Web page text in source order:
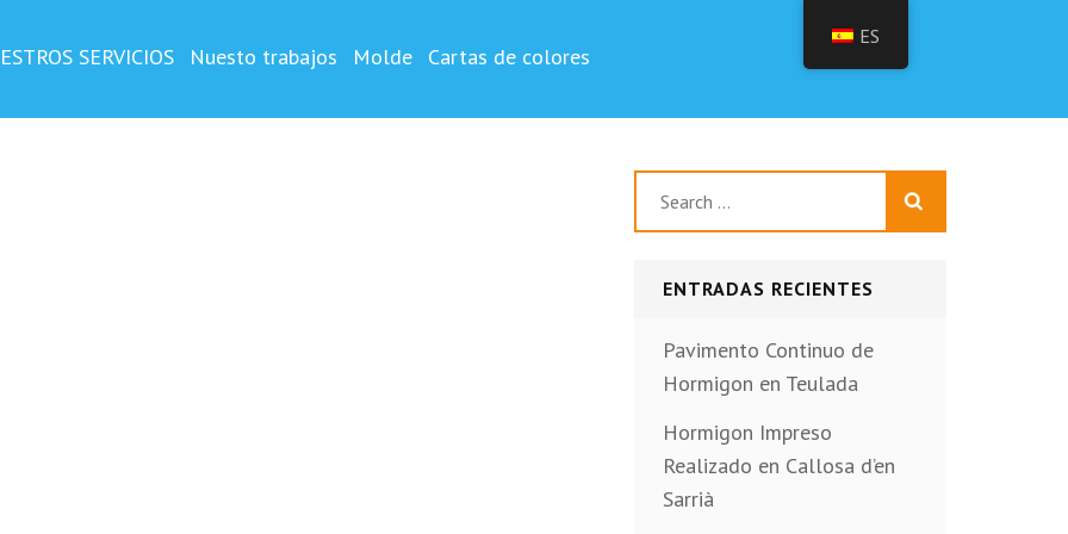
y impreso ,vertical
SERVICIOS Nuesto trabajos Molde Cartas de colores
ENTRADAS RECIENTES
Pavimento Continuo de
Hormigon en Teulada
Hormigon Impreso
Realizado en Callosa d’en
Sarrià
ES